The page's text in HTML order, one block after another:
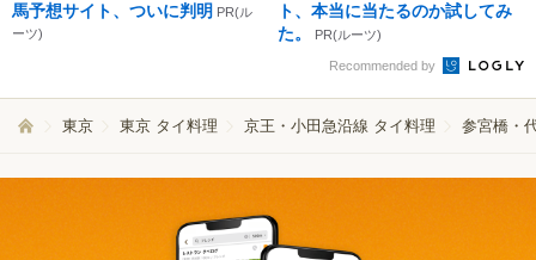
馬予想サイト、ついに判明 PR(ル
ーツ)
ト、本当に当たるのか試してみ
た。
PR(ルーツ)
Recommended by
東京 東京 タイ料理 京王・小田急沿線 タイ料理 参宮橋・